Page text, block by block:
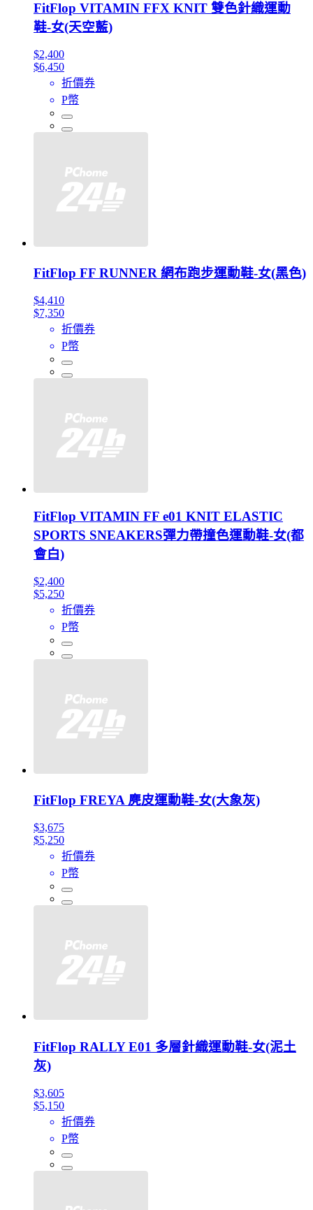
FitFlop VITAMIN FFX KNIT 雙色針織運動
鞋-女(天空藍)
$2,400
$6,450
折價券
P幣
FitFlop FF RUNNER 網布跑步運動鞋-女(黑色)
$4,410
$7,350
折價券
P幣
FitFlop VITAMIN FF e01 KNIT ELASTIC
SPORTS SNEAKERS彈力帶撞色運動鞋-女(都
會白)
$2,400
$5,250
折價券
P幣
FitFlop FREYA 麂皮運動鞋-女(大象灰)
$3,675
$5,250
折價券
P幣
FitFlop RALLY E01 多層針織運動鞋-女(泥土
灰)
$3,605
$5,150
折價券
P幣